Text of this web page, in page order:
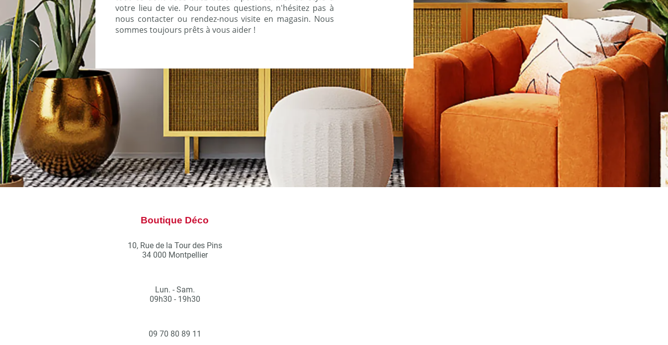
votre lieu de vie. Pour toutes questions, n'hésitez pas à
nous contacter ou rendez-nous visite en magasin. Nous
sommes toujours prêts à vous aider !
Boutique Déco
10, Rue de la Tour des Pins
34 000 Montpellier
Lun. - Sam.
09h30 - 19h30
09 70 80 89 11